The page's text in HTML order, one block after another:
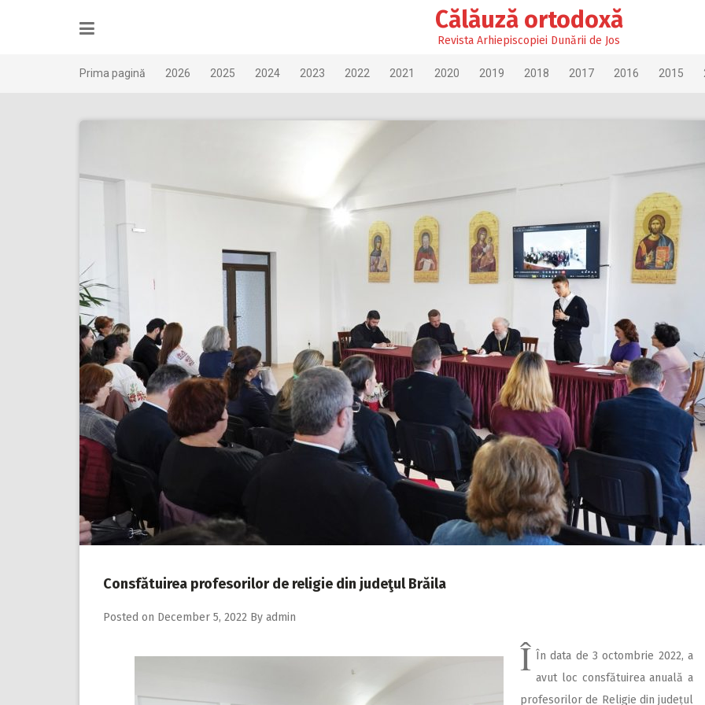
Călăuză ortodoxă
Revista Arhiepiscopiei Dunării de Jos
Prima pagină 2026 2025 2024 2023 2022 2021 2020 2019 2018 2017 2016 2015
Consfătuirea profesorilor de religie din judeţul Brăila
Posted on December 5, 2022 By admin
Î În data de 3 octombrie 2022, a
avut loc consfătuirea anuală a
profesorilor de Religie din județul